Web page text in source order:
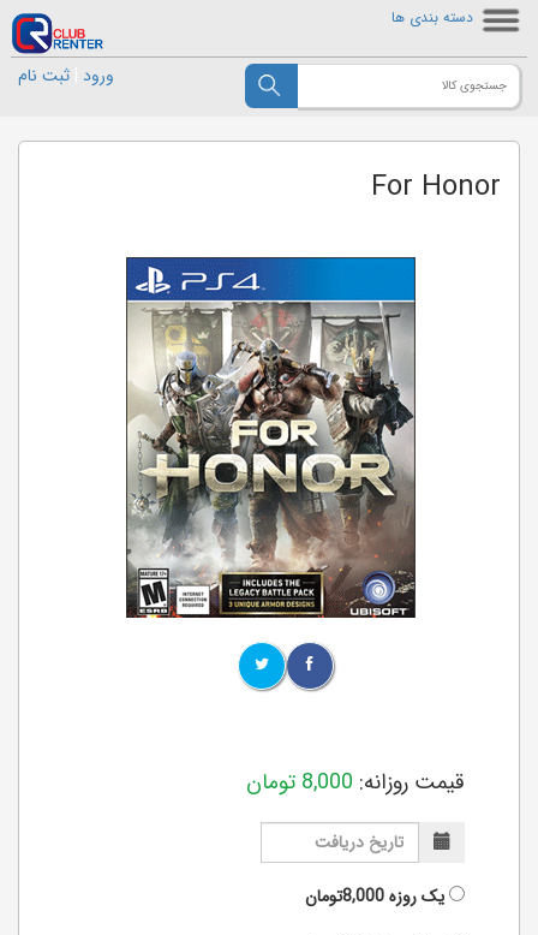
دسته بندی ها
ورود ثبت نام
For Honor
قیمت روزانه: 8,000 تومان
یک روزه8,000تومان